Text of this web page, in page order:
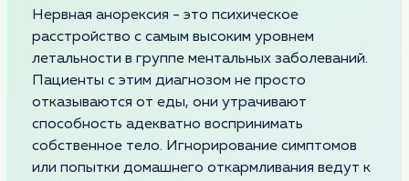
Нервная анорексия - это психическое
расстройство с самым высоким уровнем
летальности в группе ментальных заболеваний.
Пациенты с этим диагнозом не просто
отказываются от еды, они утрачивают
способность адекватно воспринимать
собственное тело. Игнорирование симптомов
или попытки домашнего откармливания ведут к